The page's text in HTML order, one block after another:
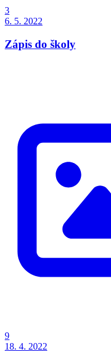
3
6. 5. 2022
Zápis do školy
9
18. 4. 2022